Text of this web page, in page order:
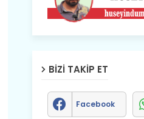
BIZI TAKIP ET
Facebook